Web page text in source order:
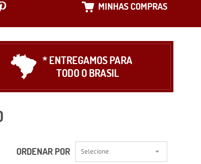
MINHAS COMPRAS
* ENTREGAMOS PARA
TODO O BRASIL
ORDENAR POR Selecione